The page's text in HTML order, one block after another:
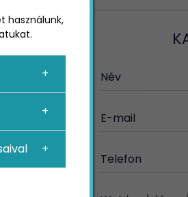
Íme
Név
E-mail
Telefon
használunk,